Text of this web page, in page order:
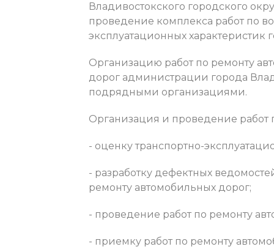
Владивостокского городского
проведение комплекса работ по
эксплуатационных характеристик
Организацию работ по ремонту
дорог администрации города
подрядными организациями.
Организация и проведение работ
- оценку транспортно-
- разработку дефектных
ремонту автомобильных дорог;
- проведение работ по ремонту
- приемку работ по ремонту